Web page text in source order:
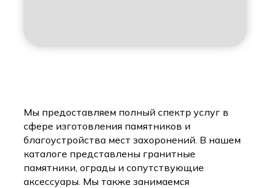
Мы предоставляем полный спектр услуг в
сфере изготовления памятников и
благоустройства мест захоронений. В нашем
каталоге представлены гранитные
памятники, ограды и сопутствующие
аксессуары. Мы также занимаемся